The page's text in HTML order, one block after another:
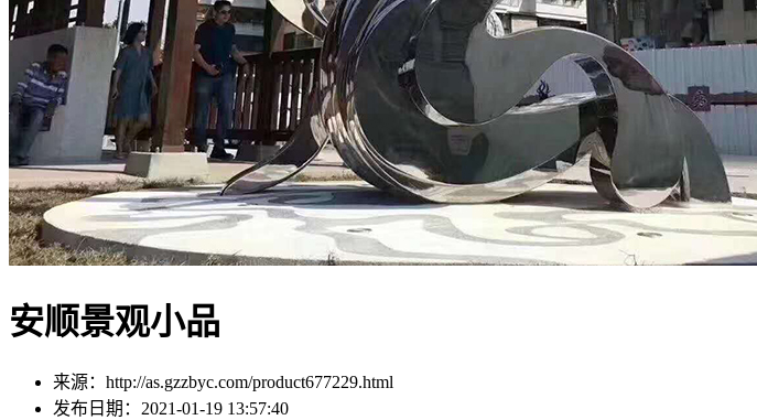
安顺景观小品
来源： http://as.gzzbyc.com/product677229.html
发布日期： 2021-01-19 13:57:40